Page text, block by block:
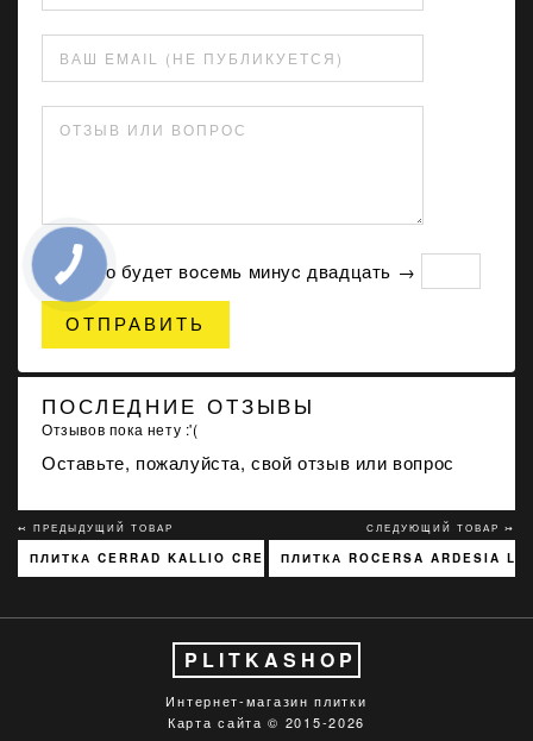
ВАШ EMAIL (НЕ ПУБЛИКУЕТСЯ)
ОТЗЫВ ИЛИ ВОПРОС
Сколько будет вoсeмь минуc двадцать →
ОТПРАВИТЬ
ПОСЛЕДНИЕ ОТЗЫВЫ
Отзывов пока нету :'(
Оставьте, пожалуйста, свой отзыв или вопрос
↢ ПРЕДЫДУЩИЙ ТОВАР
ПЛИТКА CERRAD KALLIO CREAM 3768 15X45
СЛЕДУЮЩИЙ ТОВАР ↣
ПЛИТКА ROCERSA ARDESIA
PLITKASHOP
Интернет-магазин плитки
Карта сайта © 2015-2026